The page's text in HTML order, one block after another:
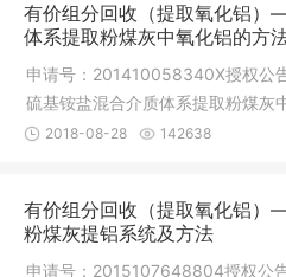
有价组分回收（提取氧化铝
体系提取粉煤灰中氧化铝的方
申请号：201410058340X授权公
硫基铵盐混合介质体系提取粉煤灰
或燃煤锅炉
2018-08-28 142638
有价组分回收（提取氧化铝
粉煤灰提铝系统及方法
申请号：2015107648804授权公